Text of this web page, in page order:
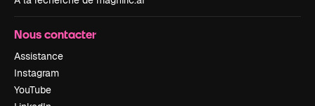
Nous contacter
Assistance
Instagram
YouTube